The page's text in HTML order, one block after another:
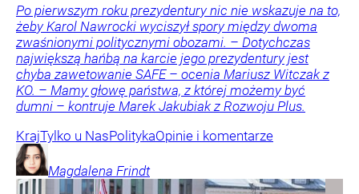
Po pierwszym roku prezydentury nic nie wskazuje na to,
żeby Karol Nawrocki wyciszył spory między dwoma
zwaśnionymi politycznymi obozami. – Dotychczas
największą hańbą na karcie jego prezydentury jest
chyba zawetowanie SAFE – ocenia Mariusz Witczak z
KO. – Mamy głowę państwa, z której możemy być
dumni – kontruje Marek Jakubiak z Rozwoju Plus.
KrajTylko u NasPolitykaOpinie i komentarze
Magdalena Frindt